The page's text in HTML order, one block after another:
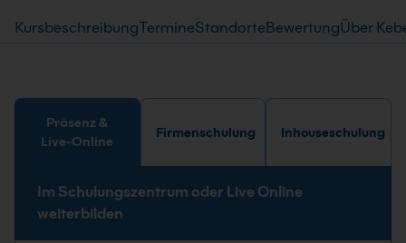
KursbeschreibungTermineStandorteBewertungÜber
Präsenz &
Live-Online
Firmenschulung Inhouseschulung
Im Schulungszentrum oder Live Online
weiterbilden